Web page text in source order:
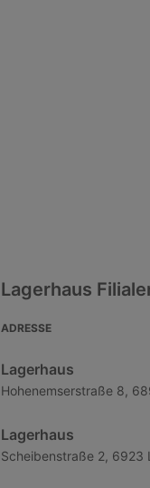
Lagerhaus
ADRESSE
Lagerhaus
Hohenemserstraße 8,
Lagerhaus
Scheibenstraße 2, 6923